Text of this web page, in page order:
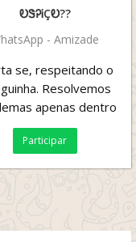
ᎧᏕᎮᎥÇᎧ??
- Amizade
se, respeitando o
Resolvemos
apenas dentro
conversas fora
não podemos...
Participar